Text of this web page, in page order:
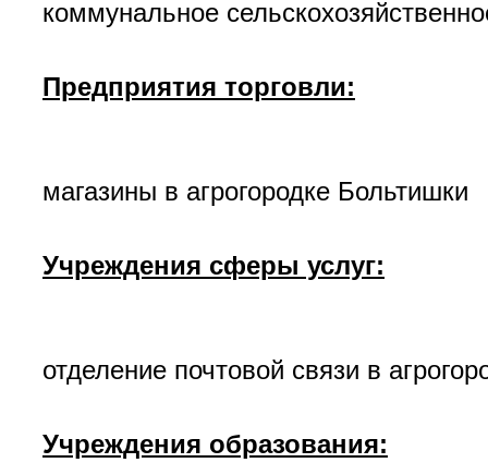
коммунальное
Предприятия торговли:
магазины в агрогородке Больтишки
Учреждения сферы услуг:
отделение почтовой связи в
Учреждения образования: